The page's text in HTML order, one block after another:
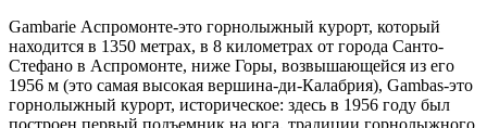
Gambarie Аспромонте-это горнолыжный курорт, который
находится в 1350 метрах, в 8 километрах от города Санто-
Стефано в Аспромонте, ниже Горы, возвышающейся из его
1956 м (это самая высокая вершина-ди-Калабрия), Gambas-это
горнолыжный курорт, историческое: здесь в 1956 году был
построен первый подъемник на юга, традиции горнолыжного